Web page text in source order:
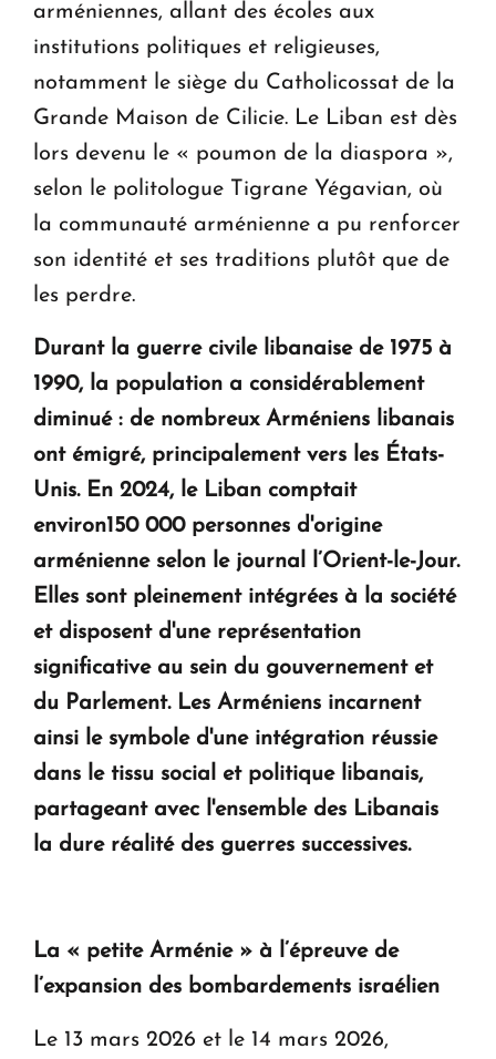
arméniennes, allant des écoles aux
institutions politiques et religieuses,
notamment le siège du Catholicossat de la
Grande Maison de Cilicie. Le Liban est dès
lors devenu le « poumon de la diaspora »,
selon le politologue Tigrane Yégavian, où
la communauté arménienne a pu renforcer
son identité et ses traditions plutôt que de
les perdre.
Durant la guerre civile libanaise de 1975 à
1990, la population a considérablement
diminué : de nombreux Arméniens libanais
ont émigré, principalement vers les États-
Unis. En 2024, le Liban comptait
environ150 000 personnes d'origine
arménienne selon le journal l’Orient-le-Jour.
Elles sont pleinement intégrées à la société
et disposent d'une représentation
significative au sein du gouvernement et
du Parlement. Les Arméniens incarnent
ainsi le symbole d'une intégration réussie
dans le tissu social et politique libanais,
partageant avec l'ensemble des Libanais
la dure réalité des guerres successives.
La « petite Arménie » à l’épreuve de
l’expansion des bombardements israélien
Le 13 mars 2026 et le 14 mars 2026,